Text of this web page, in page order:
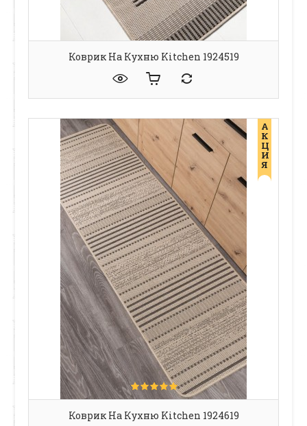
Коврик На Кухню Kitchen 1924519
А
К
Ц
И
Я
Коврик На Кухню Kitchen 1924619